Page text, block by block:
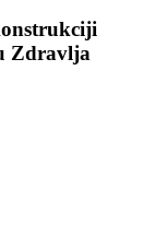
Zdravlja